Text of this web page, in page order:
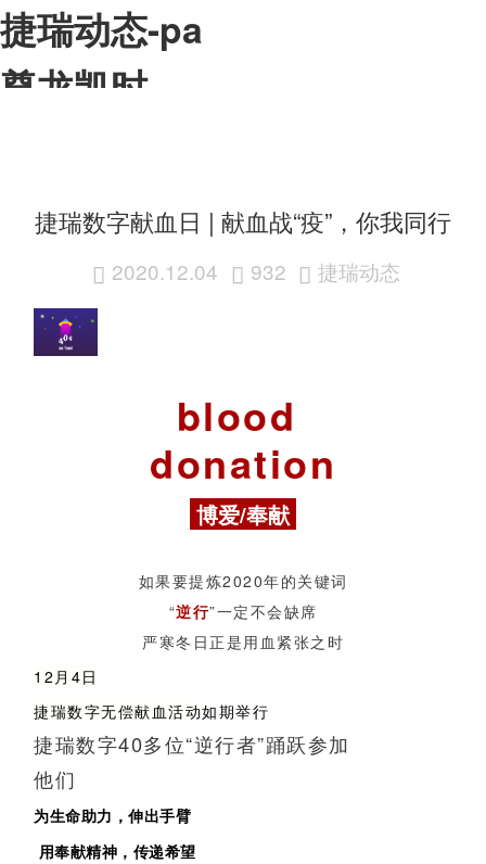
捷瑞动态-pa
尊龙凯时
捷瑞数字献血日 | 献血战“疫”，你我同行
 2020.12.04  932  捷瑞动态
blood
donation
博爱/奉献
如果要提炼2020年的关键词
“逆行”一定不会缺席
严寒冬日正是用血紧张之时
12月4日
捷瑞数字无偿献血活动如期举行
捷瑞数字40多位“逆行者”踊跃参加
他们
为生命助力，伸出手臂
用奉献精神，传递希望